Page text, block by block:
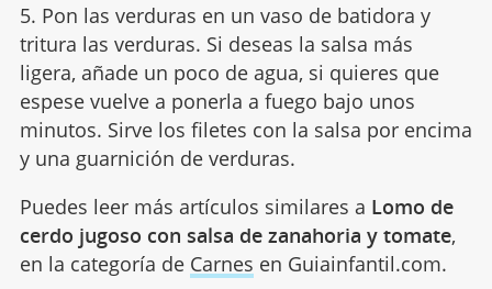
5. Pon las verduras en un vaso de batidora y
tritura las verduras. Si deseas la salsa más
ligera, añade un poco de agua, si quieres que
espese vuelve a ponerla a fuego bajo unos
minutos. Sirve los filetes con la salsa por encima
y una guarnición de verduras.
Puedes leer más artículos similares a Lomo de
cerdo jugoso con salsa de zanahoria y tomate,
en la categoría de Carnes en Guiainfantil.com.